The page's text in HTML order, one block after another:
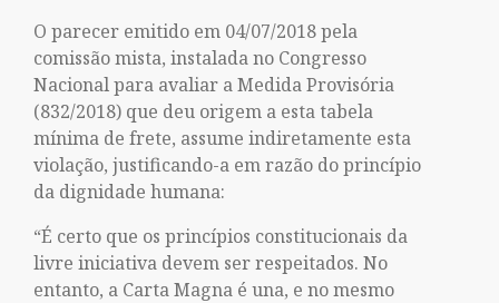
O parecer emitido em 04/07/2018 pela
comissão mista, instalada no Congresso
Nacional para avaliar a Medida Provisória
(832/2018) que deu origem a esta tabela
mínima de frete, assume indiretamente esta
violação, justificando-a em razão do princípio
da dignidade humana:
“É certo que os princípios constitucionais da
livre iniciativa devem ser respeitados. No
entanto, a Carta Magna é una, e no mesmo